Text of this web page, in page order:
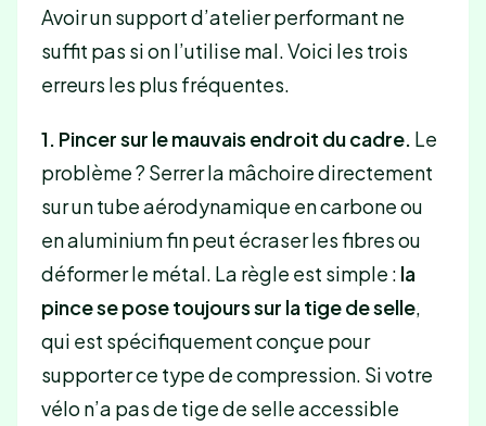
Avoir un support d’atelier performant ne
suffit pas si on l’utilise mal. Voici les trois
erreurs les plus fréquentes.
1. Pincer sur le mauvais endroit du cadre. Le
problème ? Serrer la mâchoire directement
sur un tube aérodynamique en carbone ou
en aluminium fin peut écraser les fibres ou
déformer le métal. La règle est simple : la
pince se pose toujours sur la tige de selle,
qui est spécifiquement conçue pour
supporter ce type de compression. Si votre
vélo n’a pas de tige de selle accessible